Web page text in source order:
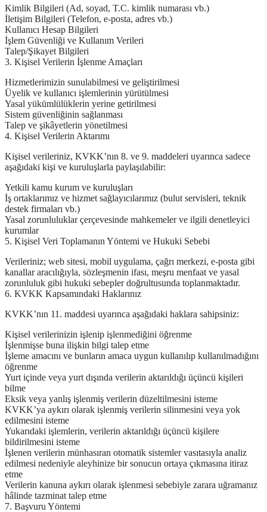
Kimlik Bilgileri (Ad, soyad, T.C. kimlik numarası vb.)
İletişim Bilgileri (Telefon, e-posta, adres vb.)
Kullanıcı Hesap Bilgileri
İşlem Güvenliği ve Kullanım Verileri
Talep/Şikayet Bilgileri
3. Kişisel Verilerin İşlenme Amaçları
Hizmetlerimizin sunulabilmesi ve geliştirilmesi
Üyelik ve kullanıcı işlemlerinin yürütülmesi
Yasal yükümlülüklerin yerine getirilmesi
Sistem güvenliğinin sağlanması
Talep ve şikâyetlerin yönetilmesi
4. Kişisel Verilerin Aktarımı
Kişisel verileriniz, KVKK’nın 8. ve 9. maddeleri uyarınca sadece
aşağıdaki kişi ve kuruluşlarla paylaşılabilir:
Yetkili kamu kurum ve kuruluşları
İş ortaklarımız ve hizmet sağlayıcılarımız (bulut servisleri, teknik
destek firmaları vb.)
Yasal zorunluluklar çerçevesinde mahkemeler ve ilgili denetleyici
kurumlar
5. Kişisel Veri Toplamanın Yöntemi ve Hukuki Sebebi
Verileriniz; web sitesi, mobil uygulama, çağrı merkezi, e-posta gibi
kanallar aracılığıyla, sözleşmenin ifası, meşru menfaat ve yasal
zorunluluk gibi hukuki sebepler doğrultusunda toplanmaktadır.
6. KVKK Kapsamındaki Haklarınız
KVKK’nın 11. maddesi uyarınca aşağıdaki haklara sahipsiniz:
Kişisel verilerinizin işlenip işlenmediğini öğrenme
İşlenmişse buna ilişkin bilgi talep etme
İşleme amacını ve bunların amaca uygun kullanılıp kullanılmadığını
öğrenme
Yurt içinde veya yurt dışında verilerin aktarıldığı üçüncü kişileri
bilme
Eksik veya yanlış işlenmiş verilerin düzeltilmesini isteme
KVKK’ya aykırı olarak işlenmiş verilerin silinmesini veya yok
edilmesini isteme
Yukarıdaki işlemlerin, verilerin aktarıldığı üçüncü kişilere
bildirilmesini isteme
İşlenen verilerin münhasıran otomatik sistemler vasıtasıyla analiz
edilmesi nedeniyle aleyhinize bir sonucun ortaya çıkmasına itiraz
etme
Verilerin kanuna aykırı olarak işlenmesi sebebiyle zarara uğramanız
hâlinde tazminat talep etme
7. Başvuru Yöntemi